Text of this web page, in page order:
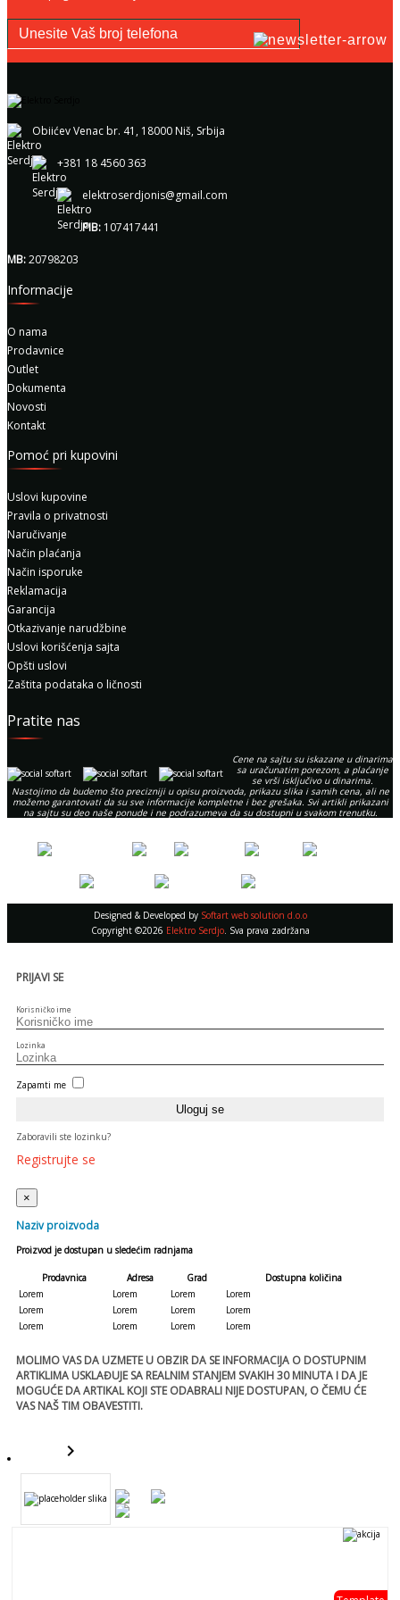
Obiićev Venac br. 41, 18000 Niš, Srbija
+381 18 4560 363
elektroserdjonis@gmail.com
PIB: 107417441
MB:20798203
Informacije
O nama
Prodavnice
Outlet
Dokumenta
Novosti
Kontakt
Pomoć pri kupovini
Uslovi kupovine
Pravila o privatnosti
Naručivanje
Način plaćanja
Način isporuke
Reklamacija
Garancija
Otkazivanje narudžbine
Uslovi korišćenja sajta
Opšti uslovi
Zaštita podataka o ličnosti
Pratite nas
Cene na sajtu su iskazane u dinarima
sa uračunatim porezom, a plaćanje
se vrši isključivo u dinarima.
Nastojimo da budemo što precizniji u opisu proizvoda, prikazu slika i samih cena, ali ne
možemo garantovati da su sve informacije kompletne i bez grešaka. Svi artikli prikazani
na sajtu su deo naše ponude i ne podrazumeva da su dostupni u svakom trenutku.
Designed & Developed by Softart web solution d.o.o
Copyright ©2026 Elektro Serdjo. Sva prava zadržana
PRIJAVI SE
Korisničko ime
Lozinka
Zapamti me
Zaboravili ste lozinku?
Registrujte se
×
Naziv proizvoda
Proizvod je dostupan u sledećim radnjama
Prodavnica Adresa Grad
Dostupna količina
Lorem
Lorem Lorem
Lorem
Lorem
Lorem Lorem
Lorem
Lorem
Lorem Lorem Lorem
MOLIMO VAS DA UZMETE U OBZIR DA SE INFORMACIJA O DOSTUPNIM
ARTIKLIMA USKLAĐUJE SA REALNIM STANJEM SVAKIH 30 MINUTA I DA JE
MOGUĆE DA ARTIKAL KOJI STE ODABRALI NIJE DOSTUPAN, O ČEMU ĆE
VAS NAŠ TIM OBAVESTITI.
keyboard_arrow_right